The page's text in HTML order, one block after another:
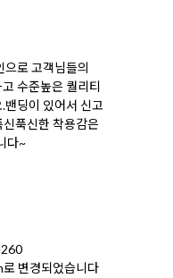
으로 고객님들의
수준높은 퀄리티
밴딩이 있어서 신고
푹신한 착용감은
다~
변경되었습니다